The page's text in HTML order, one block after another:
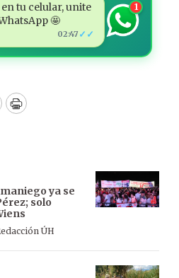
tu celular, unite
🤩
02:47 ✓✓
1
Print
ya se
solo
ÚH